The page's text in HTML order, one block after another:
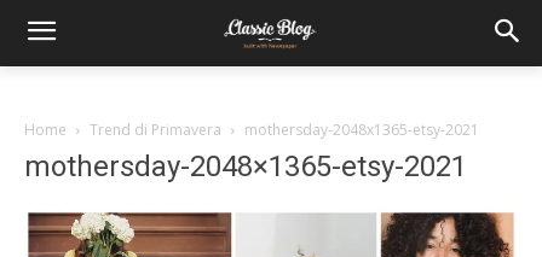
Home Trend di Primavera mothersday-2048x1365-etsy-2021
mothersday-2048×1365-etsy-2021